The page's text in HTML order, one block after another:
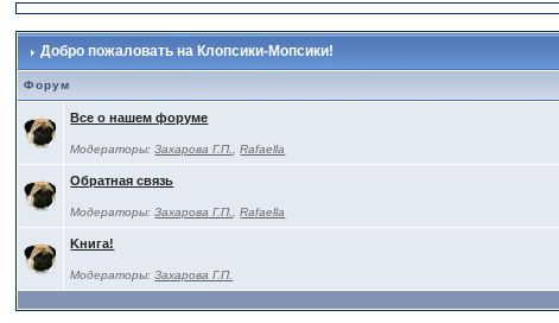
Добро пожаловать на Клопсики-Мопсики!
Форум
Все о нашем форуме
Модераторы:Захарова Г.П. ,Rafaella
Обратная связь
Модераторы:Захарова Г.П. ,Rafaella
Kнига!
Модераторы:Захарова Г.П.